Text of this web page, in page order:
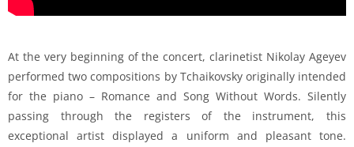
At the very beginning of the concert, clarinetist Nikolay Ageyev
performed two compositions by Tchaikovsky originally intended
for the piano – Romance and Song Without Words. Silently
passing through the registers of the instrument, this
exceptional artist displayed a uniform and pleasant tone.